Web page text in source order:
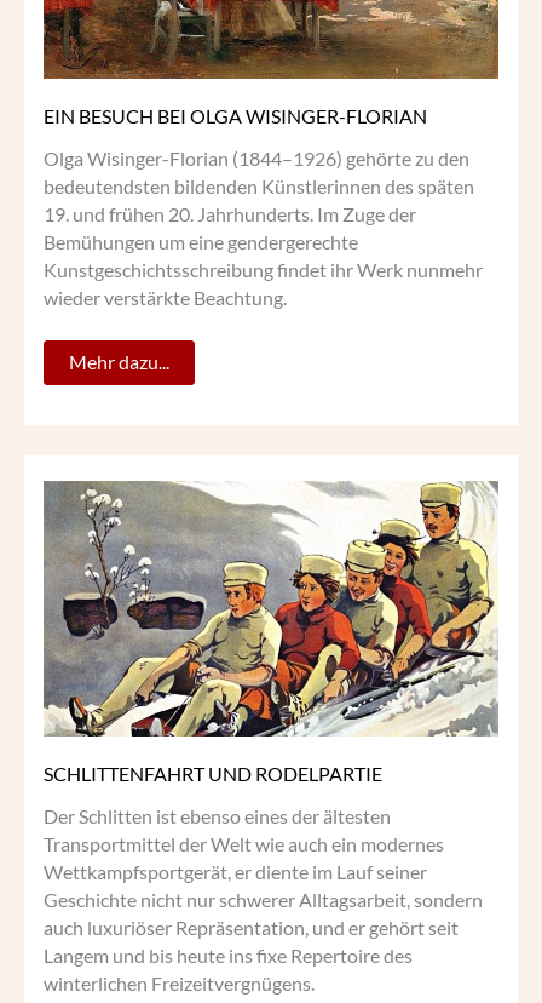
EIN BESUCH BEI OLGA WISINGER-FLORIAN
Olga Wisinger-Florian (1844–1926) gehörte zu den
bedeutendsten bildenden Künstlerinnen des späten
19. und frühen 20. Jahrhunderts. Im Zuge der
Bemühungen um eine gendergerechte
Kunstgeschichtsschreibung findet ihr Werk nunmehr
wieder verstärkte Beachtung.
Mehr dazu...
SCHLITTENFAHRT UND RODELPARTIE
Der Schlitten ist ebenso eines der ältesten
Transportmittel der Welt wie auch ein modernes
Wettkampfsportgerät, er diente im Lauf seiner
Geschichte nicht nur schwerer Alltagsarbeit, sondern
auch luxuriöser Repräsentation, und er gehört seit
Langem und bis heute ins fixe Repertoire des
winterlichen Freizeitvergnügens.
SCHLITTENFAHRT
UND
RODELPARTIE